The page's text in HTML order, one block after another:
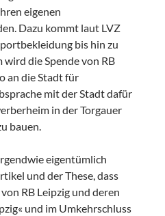
eigenen
Dazu kommt laut LVZ
bis hin zu
die Spende von RB
an die Stadt für
mit der Stadt dafür
in der Torgauer
bauen.
eigentümlich
und der These, dass
RB Leipzig und deren
und im Umkehrschluss